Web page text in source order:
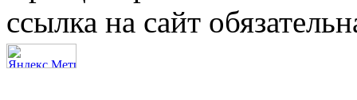
ссылка на сайт